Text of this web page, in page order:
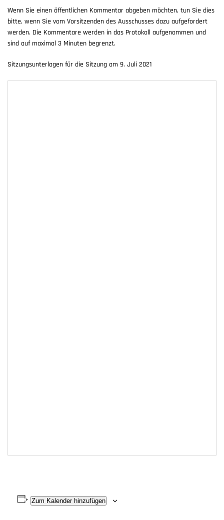
Wenn Sie einen öffentlichen Kommentar abgeben möchten, tun Sie dies
bitte, wenn Sie vom Vorsitzenden des Ausschusses dazu aufgefordert
werden. Die Kommentare werden in das Protokoll aufgenommen und
sind auf maximal 3 Minuten begrenzt.
Sitzungsunterlagen für die Sitzung am 9. Juli 2021
Zum Kalender hinzufügen